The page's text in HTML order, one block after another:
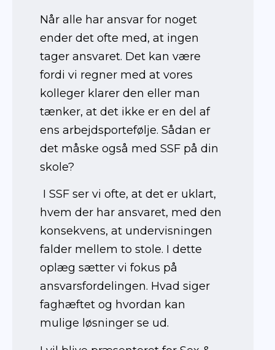
Når alle har ansvar for noget
ender det ofte med, at ingen
tager ansvaret. Det kan være
fordi vi regner med at vores
kolleger klarer den eller man
tænker, at det ikke er en del af
ens arbejdsportefølje. Sådan er
det måske også med SSF på din
skole?
I SSF ser vi ofte, at det er uklart,
hvem der har ansvaret, med den
konsekvens, at undervisningen
falder mellem to stole. I dette
oplæg sætter vi fokus på
ansvarsfordelingen. Hvad siger
faghæftet og hvordan kan
mulige løsninger se ud.